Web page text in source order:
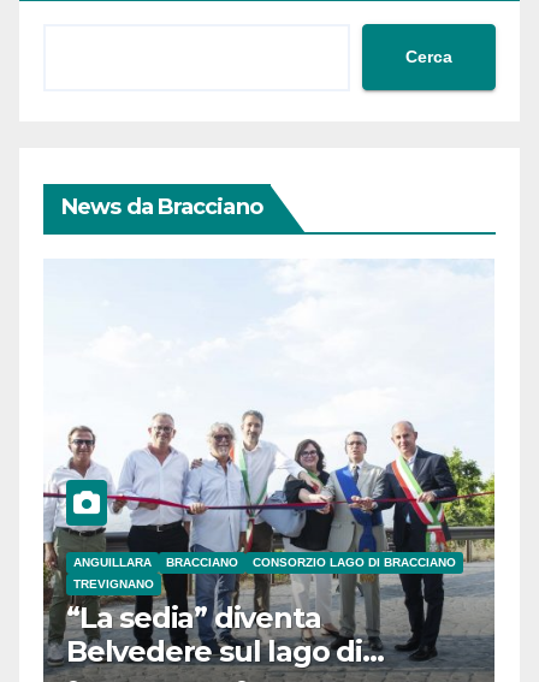
Cerca
News da Bracciano
ANGUILLARA BRACCIANO
CONSORZIO LAGO DI BRACCIANO
TREVIGNANO
“La sedia” diventa
Belvedere sul lago di